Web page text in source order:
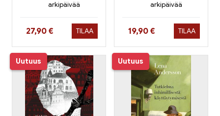
arkipäivää
Hinta nyt
27,90 € TILAA
arkipäivää
Hinta nyt
19,90 € TILAA
Uutuus Uutuus